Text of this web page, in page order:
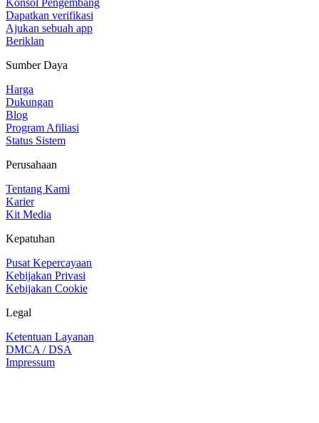
Dapatkan verifikasi
Ajukan sebuah app
Beriklan
Sumber Daya
Harga
Dukungan
Blog
Program Afiliasi
Status Sistem
Perusahaan
Tentang Kami
Karier
Kit Media
Kepatuhan
Pusat Kepercayaan
Kebijakan Privasi
Kebijakan Cookie
Legal
Ketentuan Layanan
DMCA / DSA
Impressum